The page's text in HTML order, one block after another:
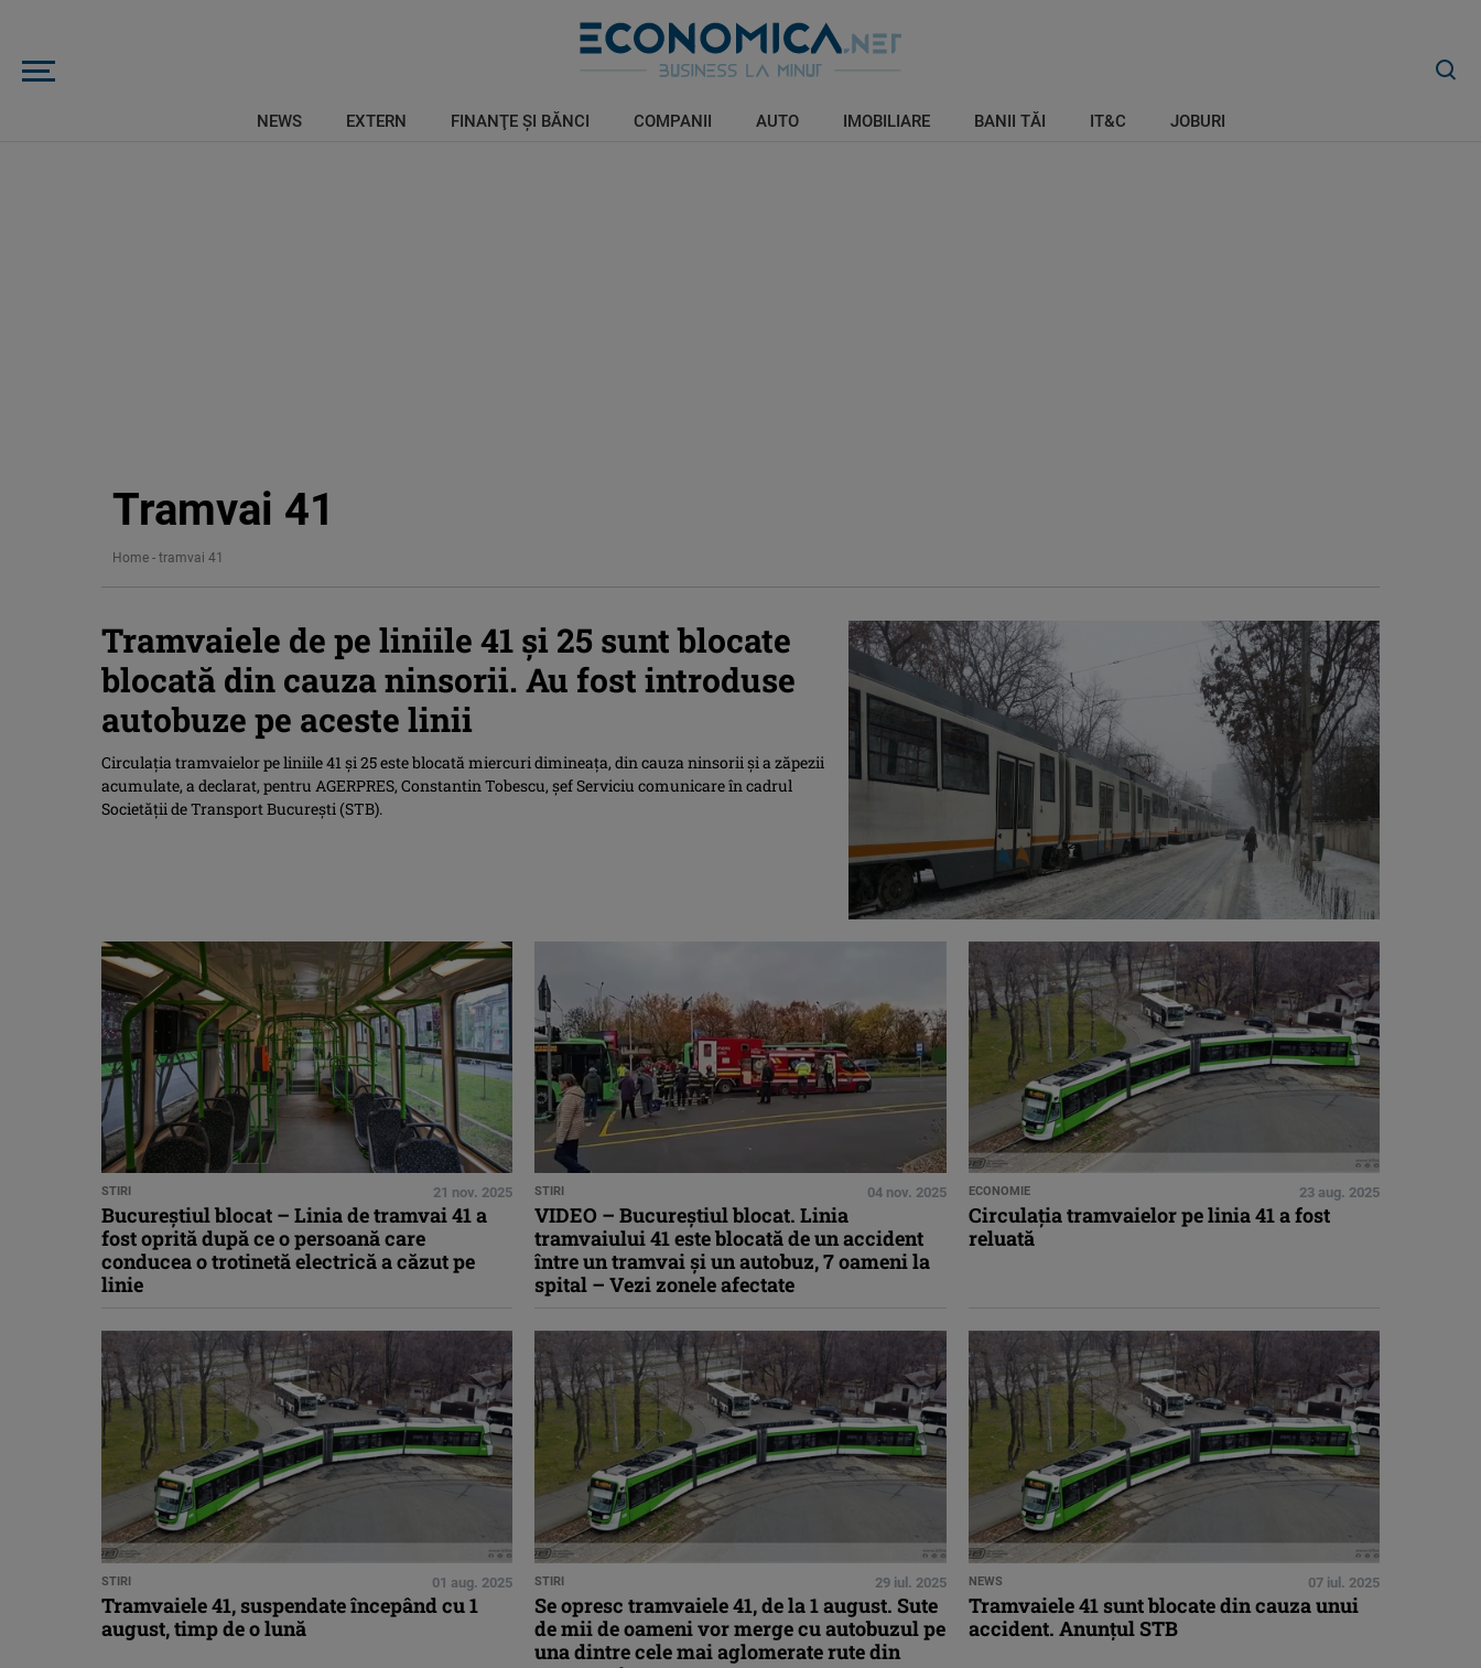
NEWS EXTERN FINANŢE ŞI BĂNCI COMPANII AUTO IMOBILIARE BANII TĂI IT&C JOBURI
Tramvai 41
Home - tramvai 41
Tramvaiele de pe liniile 41 şi 25 sunt blocate
blocată din cauza ninsorii. Au fost introduse
autobuze pe aceste linii
Circulaţia tramvaielor pe liniile 41 şi 25 este blocată miercuri dimineaţa, din cauza ninsorii şi a zăpezii
acumulate, a declarat, pentru AGERPRES, Constantin Tobescu, şef Serviciu comunicare în cadrul
Societăţii de Transport Bucureşti (STB).
STIRI 21 nov. 2025
Bucureștiul blocat – Linia de tramvai 41 a
fost oprită după ce o persoană care
conducea o trotinetă electrică a căzut pe
linie
STIRI 04 nov. 2025
VIDEO – Bucureștiul blocat. Linia
tramvaiului 41 este blocată de un accident
între un tramvai și un autobuz, 7 oameni la
spital – Vezi zonele afectate
ECONOMIE 23 aug. 2025
Circulaţia tramvaielor pe linia 41 a fost
reluată
STIRI 01 aug. 2025
Tramvaiele 41, suspendate începând cu 1
august, timp de o lună
STIRI 29 iul. 2025
Se opresc tramvaiele 41, de la 1 august. Sute
de mii de oameni vor merge cu autobuzul pe
una dintre cele mai aglomerate rute din
NEWS 07 iul. 2025
Tramvaiele 41 sunt blocate din cauza unui
accident. Anunţul STB